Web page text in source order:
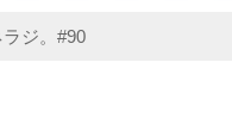
ジ。#90